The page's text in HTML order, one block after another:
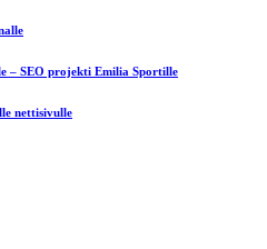
– SEO projekti Emilia Sportille
nettisivulle